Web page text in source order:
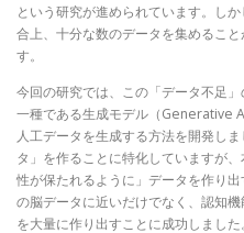
という研究が進められています。し
合上、十分な数のデータを集めるこ
す。
今回の研究では、この「データ不足
一種である生成モデル（Generative
人工データを生成する方法を開発し
タ」を作ることに特化していますが
性が保たれるように」データを作り
の脳データに近いだけでなく、認知
を大量に作り出すことに成功しまし